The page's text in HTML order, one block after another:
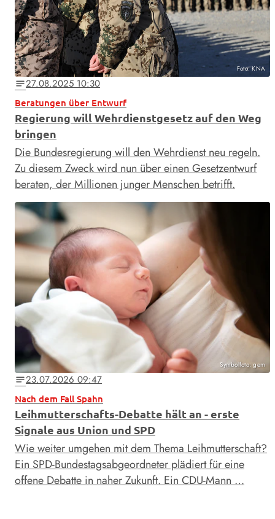
Foto: KNA
notes27.08.2025 10:30
Beratungen über Entwurf
Regierung will Wehrdienstgesetz auf den Weg
bringen
Die Bundesregierung will den Wehrdienst neu regeln.
Zu diesem Zweck wird nun über einen Gesetzentwurf
beraten, der Millionen junger Menschen betrifft.
Symbolfoto: gem
notes23.07.2026 09:47
Nach dem Fall Spahn
Leihmutterschafts-Debatte hält an - erste
Signale aus Union und SPD
Wie weiter umgehen mit dem Thema Leihmutterschaft?
Ein SPD-Bundestagsabgeordneter plädiert für eine
offene Debatte in naher Zukunft. Ein CDU-Mann …